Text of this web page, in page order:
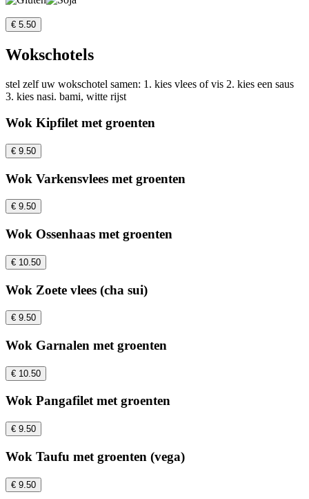
€ 5.50
Wokschotels
stel zelf uw wokschotel samen: 1. kies vlees of vis 2. kies een saus
3. kies nasi. bami, witte rijst
Wok Kipfilet met groenten
€ 9.50
Wok Varkensvlees met groenten
€ 9.50
Wok Ossenhaas met groenten
€ 10.50
Wok Zoete vlees (cha sui)
€ 9.50
Wok Garnalen met groenten
€ 10.50
Wok Pangafilet met groenten
€ 9.50
Wok Taufu met groenten (vega)
€ 9.50